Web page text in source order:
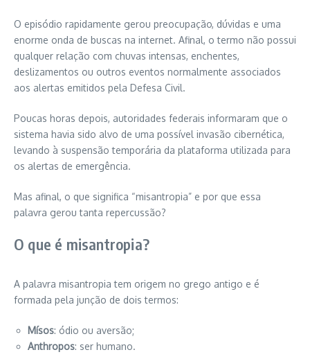
O episódio rapidamente gerou preocupação, dúvidas e uma
enorme onda de buscas na internet. Afinal, o termo não possui
qualquer relação com chuvas intensas, enchentes,
deslizamentos ou outros eventos normalmente associados
aos alertas emitidos pela Defesa Civil.
Poucas horas depois, autoridades federais informaram que o
sistema havia sido alvo de uma possível invasão cibernética,
levando à suspensão temporária da plataforma utilizada para
os alertas de emergência.
Mas afinal, o que significa “misantropia” e por que essa
palavra gerou tanta repercussão?
O que é misantropia?
A palavra misantropia tem origem no grego antigo e é
formada pela junção de dois termos:
Mísos: ódio ou aversão;
Anthropos: ser humano.